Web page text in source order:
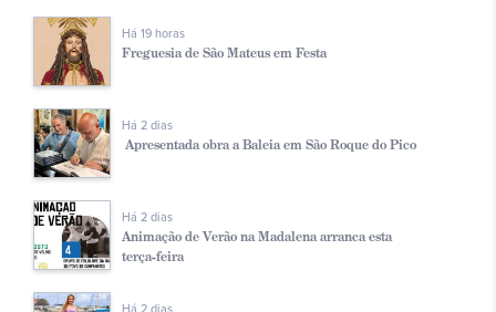
Há 19 horas
Freguesia de São Mateus em Festa
Há 2 dias
Apresentada obra a Baleia em São Roque do Pico
Há 2 dias
Animação de Verão na Madalena arranca esta
terça-feira
Há 2 dias